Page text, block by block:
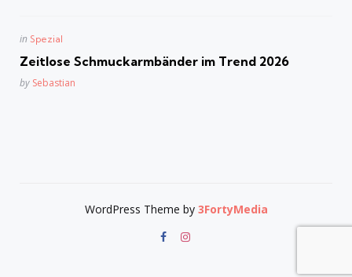
Posted
in Spezial
Zeitlose Schmuckarmbänder im Trend 2026
Posted
by Sebastian
WordPress Theme by 3FortyMedia